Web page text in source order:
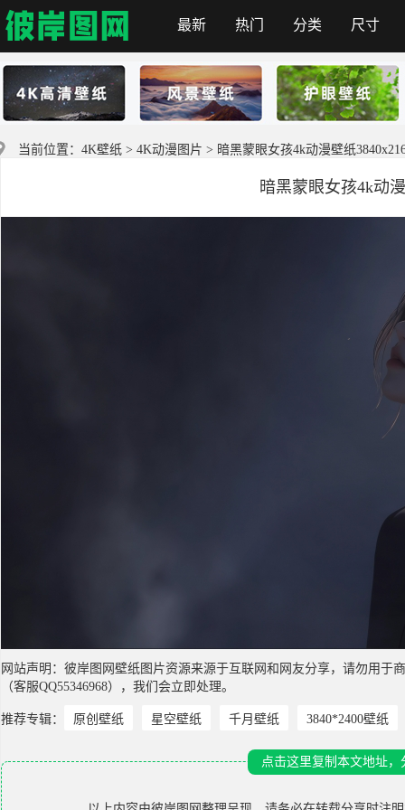
首页
最新 热门 分类 尺寸
当前位置： 4K壁纸 > 4K动漫图片 > 暗黑蒙眼女孩4k动漫壁纸
暗黑蒙眼女孩4k动
网站声明：彼岸图网壁纸图片资源来源于互联网和网友分享，请勿用
（客服QQ55346968），我们会立即处理。
推荐专辑： 原创壁纸 星空壁纸 千月壁纸 3840*2400壁纸
点击这里复制本文地址